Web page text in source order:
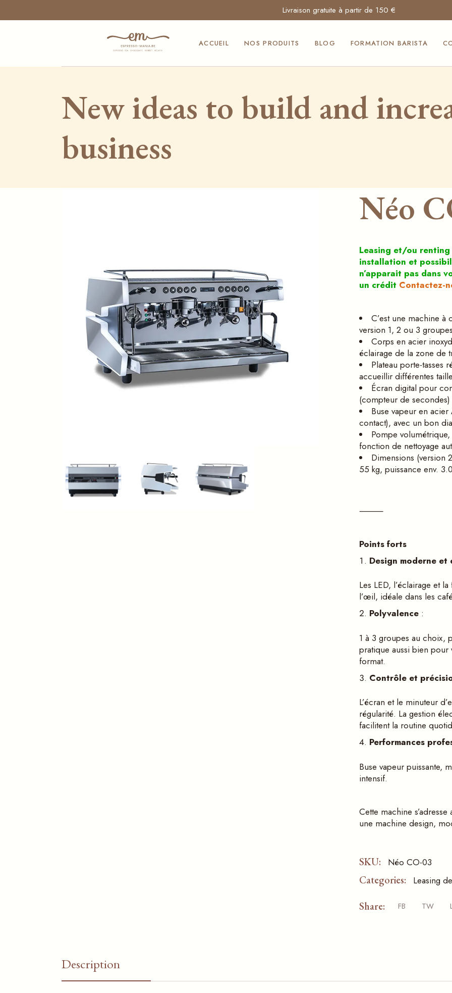
the
Livraison gratuite à partir de 150 €
ACCUEIL NOS PRODUITS
Mocambo
Machines à café
Produits
Horeca
Vitrines à glace
professionnelles
Frigo vitrines pour
pâtisseries
Comptoir pour
boulangeries
BLOG FORMATION BARISTA
Cafés Moak et
Produits Suavis
comptoirs pour
Comptoir pour
boulangeries
New ideas to build and
business
Néo
Leasing et/ou
installation et
n’apparait pas dans
un crédit Contactez-
C’est une machine
version 1, 2 ou 3
Corps en acier
éclairage de la zone de
Plateau porte-tasses
accueillir différentes
Écran digital pour
(compteur de
Buse vapeur en
contact), avec un bon
Pompe
fonction de nettoyage
Dimensions (version
55 kg, puissance env.
⸻
Points forts
Design moderne et
Les LED, l’éclairage et
l’œil, idéale dans les
Polyvalence :
1 à 3 groupes au choix,
pratique aussi bien pour
format.
Contrôle et
L’écran et le minuteur
régularité. La gestion
facilitent la routine
Performances
Buse vapeur puissante,
intensif.
Cette machine
une machine design,
SKU: Néo CO-03
Categories: Leasing
Share: FB TW
Description